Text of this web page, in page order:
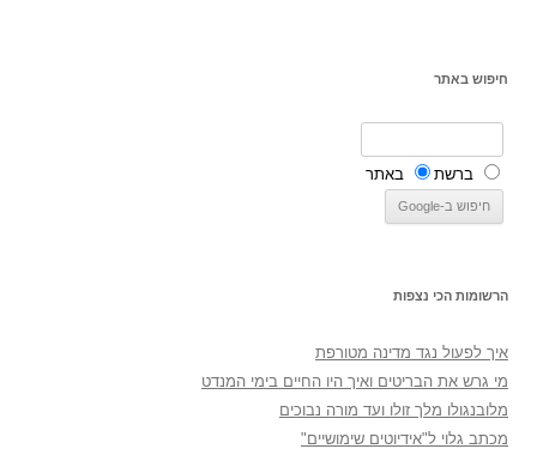
חיפוש באתר
ברשת באתר
הרשומות הכי נצפות
איך לפעול נגד מדינה מטורפת
מי גרש את הבריטים ואיך היו החיים בימי המנדט
מלובנגולו מלך זולו ועד מורה נבוכים
מכתב גלוי ל"אידיוטים שימושיים"